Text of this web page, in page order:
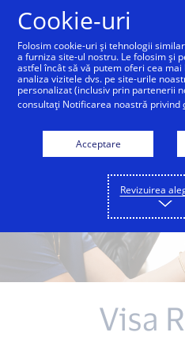
Pentru comercianți
Visa
Cookie-uri
Folosim cookie-uri și tehnologii
a furniza site-ul nostru. Le folosim și
astfel încât să vă putem oferi cea
analiza vizitele dvs. pe site-urile
personalizat (inclusiv prin partenerii
consultați Notificarea noastră privind
Acceptare
Revizuirea